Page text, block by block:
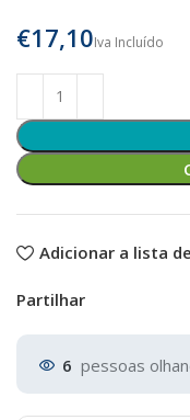
€
Adicionar a lista
Partilhar
6 pessoas